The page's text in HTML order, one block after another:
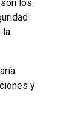
los
la
y